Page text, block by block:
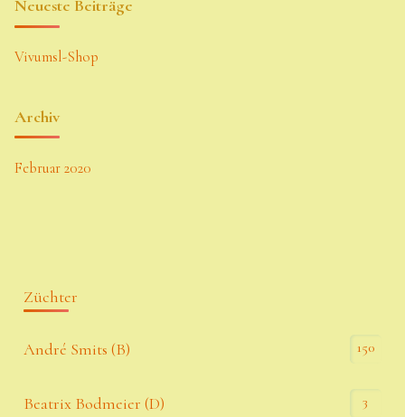
Neueste Beiträge
Vivumsl-Shop
Archiv
Februar 2020
Züchter
André Smits (B) 150
Beatrix Bodmeier (D) 3